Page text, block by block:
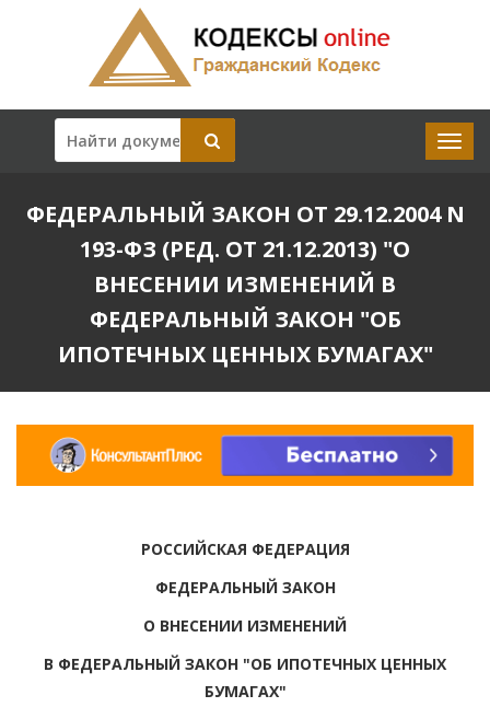
ФЕДЕРАЛЬНЫЙ ЗАКОН ОТ 29.12.2004 N
193-ФЗ (РЕД. ОТ 21.12.2013) "О
ВНЕСЕНИИ ИЗМЕНЕНИЙ В
ФЕДЕРАЛЬНЫЙ ЗАКОН "ОБ
ИПОТЕЧНЫХ ЦЕННЫХ БУМАГАХ"
РОССИЙСКАЯ ФЕДЕРАЦИЯ
ФЕДЕРАЛЬНЫЙ ЗАКОН
О ВНЕСЕНИИ ИЗМЕНЕНИЙ
В ФЕДЕРАЛЬНЫЙ ЗАКОН "ОБ ИПОТЕЧНЫХ ЦЕННЫХ
БУМАГАХ"